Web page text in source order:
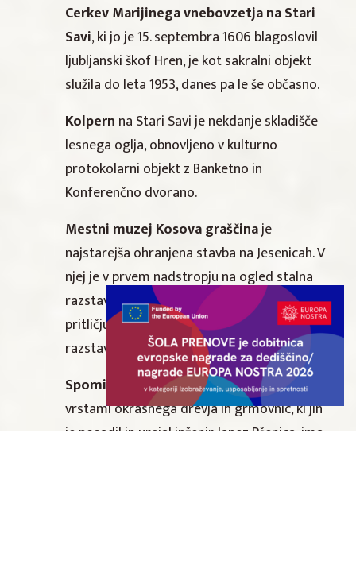
Cerkev Marijinega vnebovzetja na Stari
Savi, ki jo je 15. septembra 1606 blagoslovil
ljubljanski škof Hren, je kot sakralni objekt
služila do leta 1953, danes pa le še občasno.
Kolpern na Stari Savi je nekdanje skladišče
lesnega oglja, obnovljeno v kulturno
protokolarni objekt z Banketno in
Konferenčno dvorano.
Mestni muzej Kosova graščinaje
najstarejša ohranjena stavba na Jesenicah. V
njej je v prvem nadstropju na ogled stalna
razstava Mladost mesta rdečega prahu, v
pritličju pa občasna brezplačna galerijska
razstava.
Spominski park na Plavžuz več kot dvesto
vrstami okrasnega drevja in grmovnic, ki jih
je posadil in urejal inženir Janez Pšenica, ima